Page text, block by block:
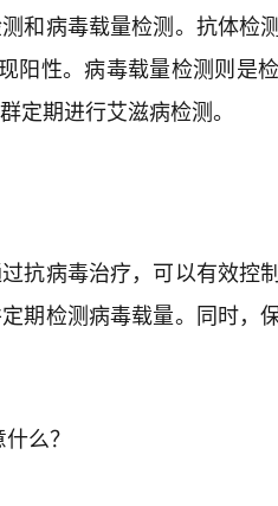
和病毒载量检测。抗体检
阳性。病毒载量检测则是
定期进行艾滋病检测。
抗病毒治疗，可以有效控
期检测病毒载量。同时，
么？